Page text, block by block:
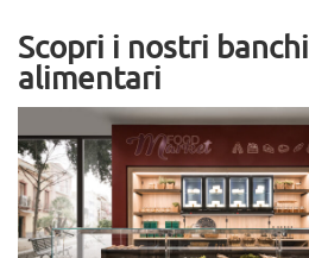
Scopri i nostri banchi
alimentari